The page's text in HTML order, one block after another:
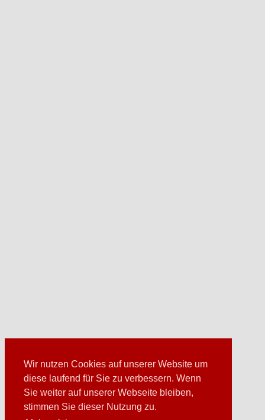
Wir nutzen Cookies auf unserer Website um
diese laufend für Sie zu verbessern. Wenn
Sie weiter auf unserer Webseite bleiben,
stimmen Sie dieser Nutzung zu.